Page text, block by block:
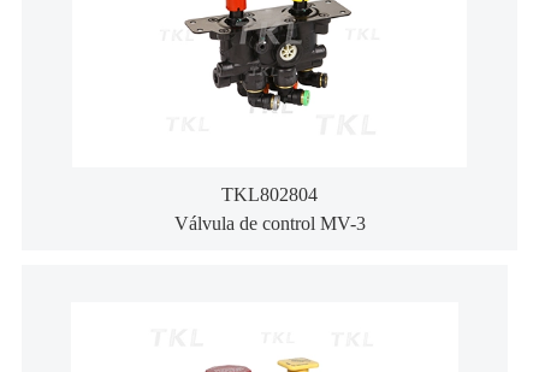
TKL802804
Válvula de control MV-3